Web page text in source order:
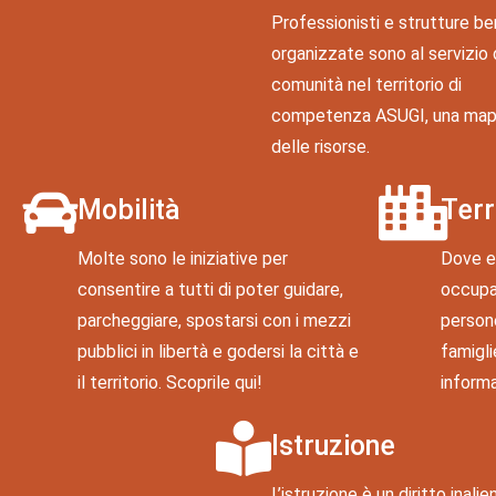
Professionisti e strutture
organizzate sono al servizio
comunità nel territorio di
competenza ASUGI, una
delle risorse.
Mobilità
Molte sono le iniziative per
consentire a tutti di poter guidare,
parcheggiare, spostarsi con i mezzi
pubblici in libertà e godersi la città e
il territorio. Scoprile qui!
Dove
Istruzione